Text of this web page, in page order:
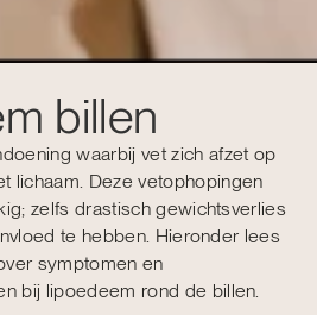
billen
waarbij vet zich afzet op
lichaam. Deze vetophopingen
zelfs drastisch gewichtsverlies
te hebben. Hieronder lees
symptomen en
bij lipoedeem rond de billen.